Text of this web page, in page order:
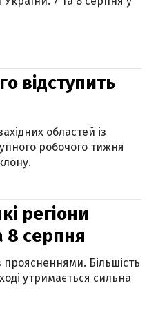
відступить
областей із
робочого тижня
регіони
8 серпня
проясненнями. Більшість
утримається сильна